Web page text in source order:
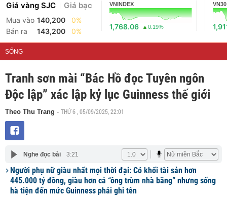
Giá vàng SJC Giá bạc
Mua vào 140,200
0%
Bán ra
143,200 0%
VNINDEX
1,768.06 0.19%
VN30
SỐNG
Tranh sơn mài “Bác Hồ đọc Tuyên ngôn
Độc lập” xác lập kỷ lục Guinness thế giới
Theo Thu Trang - THỨ 6 , 05/09/2025, 22:01
Nghe đọc bài 3:21
Người phụ nữ giàu nhất mọi thời đại: Có khối tài sản hơn
445.000 tỷ đồng, giàu hơn cả “ông trùm nhà băng” nhưng sống
hà tiện đến mức Guinness phải ghi tên